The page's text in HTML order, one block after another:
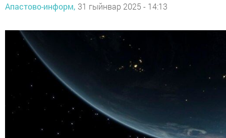
Апастово-информ, 31 гыйнвар 2025 - 14:13